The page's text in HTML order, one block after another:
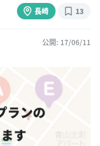
長崎 13
公開: 17/06/11